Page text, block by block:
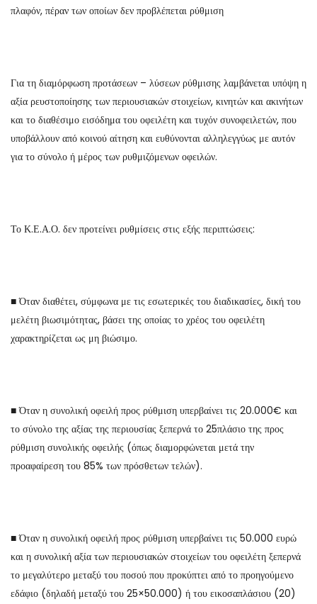
πλαφόν, πέραν των οποίων δεν προβλέπεται ρύθμιση
Για τη διαμόρφωση προτάσεων – λύσεων ρύθμισης λαμβάνεται υπόψη η
αξία ρευστοποίησης των περιουσιακών στοιχείων, κινητών και ακινήτων
και το διαθέσιμο εισόδημα του οφειλέτη και τυχόν συνοφειλετών, που
υποβάλλουν από κοινού αίτηση και ευθύνονται αλληλεγγύως με αυτόν
για το σύνολο ή μέρος των ρυθμιζόμενων οφειλών.
Το Κ.Ε.Α.Ο. δεν προτείνει ρυθμίσεις στις εξής περιπτώσεις:
■ Όταν διαθέτει, σύμφωνα με τις εσωτερικές του διαδικασίες, δική του
μελέτη βιωσιμότητας, βάσει της οποίας το χρέος του οφειλέτη
χαρακτηρίζεται ως μη βιώσιμο.
■ Όταν η συνολική οφειλή προς ρύθμιση υπερβαίνει τις 20.000€ και
το σύνολο της αξίας της περιουσίας ξεπερνά το 25πλάσιο της προς
ρύθμιση συνολικής οφειλής (όπως διαμορφώνεται μετά την
προαφαίρεση του 85% των πρόσθετων τελών).
■ Όταν η συνολική οφειλή προς ρύθμιση υπερβαίνει τις 50.000 ευρώ
και η συνολική αξία των περιουσιακών στοιχείων του οφειλέτη ξεπερνά
το μεγαλύτερο μεταξύ του ποσού που προκύπτει από το προηγούμενο
εδάφιο (δηλαδή μεταξύ του 25×50.000) ή του εικοσαπλάσιου (20)